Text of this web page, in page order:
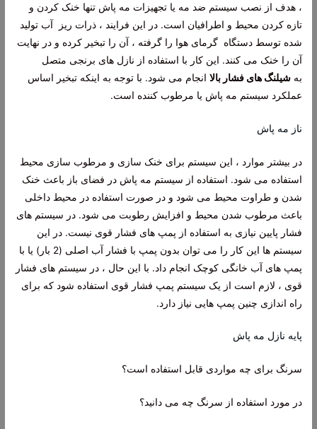
، هدف از نصب سیستم ضد مه یا تجهیزات مه پاش تنها خنک کردن و
تازه کردن محیط و اطرافیان است. در این فرایند ، ذرات ریز آب تولید
شده توسط دستگاه گرمای هوا را گرفته ، آن را تبخیر کرده و در نهایت
آن را خنک می کنند. این کار با استفاده از نازل های برنجی متصل
بهشیلنگ های فشار بالا انجام می شود. با توجه به اینکه تبخیر اساس
عملکرد سیستم مه پاش یا مرطوب کننده است.
ناز مه پاش
در بیشتر موارد ، این سیستم برای خنک سازی و مرطوب سازی محیط
استفاده می شود. استفاده از سیستم مه پاش در فضای باز باعث خنک
شدن و طراوت محیط می شود و در صورت استفاده در محیط داخلی
باعث مرطوب شدن محیط و افزایش رطوبت می شود. در سیستم های
فشار پایین نیازی به استفاده از پمپ های فشار قوی نیست. در این
سیستم ها این کار را می توان بدون پمپ با فشار آب اصلی (2 بار) یا با
پمپ های آب خانگی کوچک انجام داد. با این حال ، در سیستم های فشار
قوی ، لازم است از یک سیستم پمپ فشار قوی استفاده شود که برای
راه اندازی چنین پمپ هایی نیاز دارد.
پایه نازل مه پاش
سرنگ برای چه مواردی قابل استفاده است؟
در مورد استفاده از سرنگ چه می دانید؟